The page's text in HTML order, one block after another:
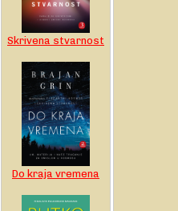
Skrivena stvarnost
Do kraja vremena